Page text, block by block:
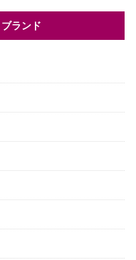
ランド